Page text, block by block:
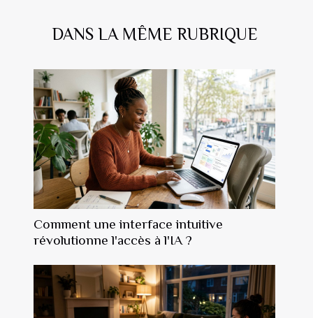
DANS LA MÊME RUBRIQUE
Comment une interface intuitive
révolutionne l'accès à l'IA ?